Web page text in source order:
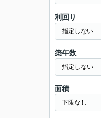
利回り
築年数
面積